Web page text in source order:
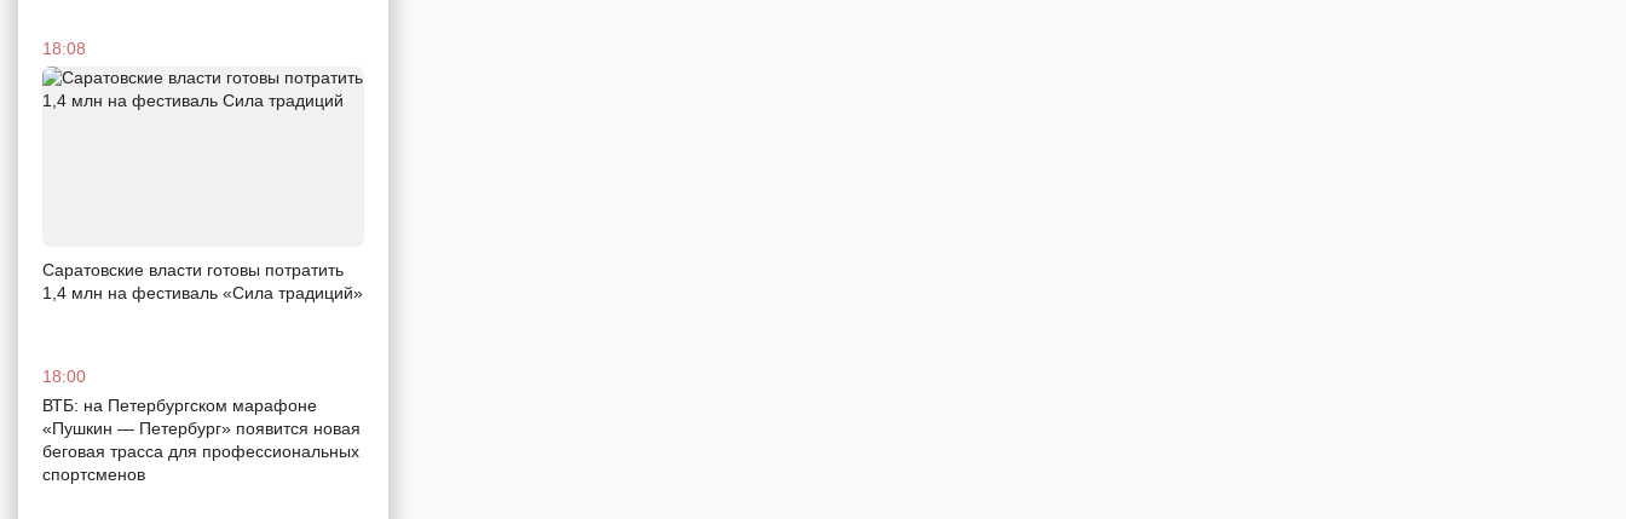
18:08
Саратовские власти готовы потратить
1,4 млн на фестиваль «Сила традиций»
18:00
ВТБ: на Петербургском марафоне
«Пушкин — Петербург» появится новая
беговая трасса для профессиональных
спортсменов